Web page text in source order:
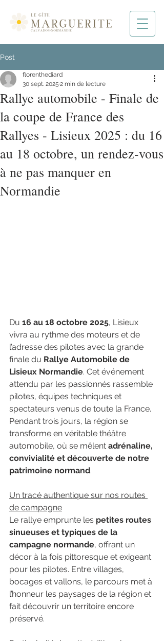
Post
Rallye automobile - Finale de
la coupe de France des
Rallyes - Lisieux 2025 : du 16
au 18 octobre, un rendez-vous
à ne pas manquer en
Normandie
florenthediard
30 sept. 2025 2 min de lecture
Du 16 au 18 octobre 2025, Lisieux
vivra au rythme des moteurs et de
l’adresse des pilotes avec la grande
finale du Rallye Automobile de
Lisieux Normandie. Cet événement
attendu par les passionnés rassemble
pilotes, équipes techniques et
spectateurs venus de toute la France.
Pendant trois jours, la région se
transforme en véritable théâtre
automobile, où se mêlent adrénaline,
convivialité et découverte de notre
patrimoine normand.
Un tracé authentique sur nos routes
de campagne
Le rallye emprunte les petites routes
sinueuses et typiques de la
campagne normande, offrant un
décor à la fois pittoresque et exigeant
pour les pilotes. Entre villages,
bocages et vallons, le parcours met à
l’honneur les paysages de la région et
fait découvrir un territoire encore
préservé.